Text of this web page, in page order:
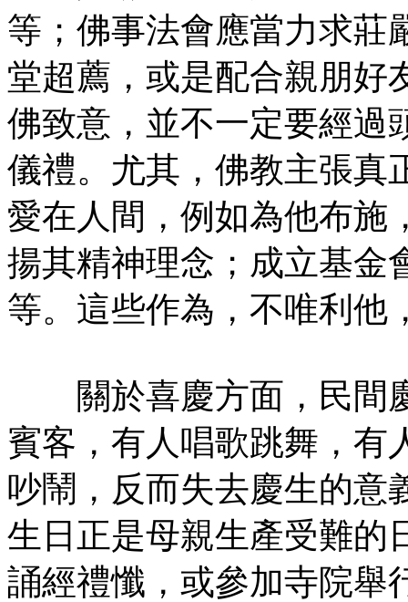
等；佛事法會應當力求莊
堂超薦，或是配合親朋好
佛致意，並不一定要經過
儀禮。尤其，佛教主張真
愛在人間，例如為他布施
揚其精神理念；成立基金
等。這些作為，不唯利他
關於喜慶方面，民間
賓客，有人唱歌跳舞，有
吵鬧，反而失去慶生的意
生日正是母親生產受難的
誦經禮懺，或參加寺院舉